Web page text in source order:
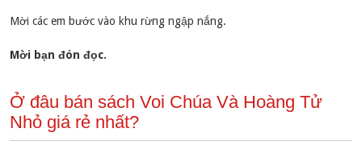
Mời các em bước vào khu rừng ngập nắng.
Mời bạn đón đọc.
Ở đâu bán sách Voi Chúa Và Hoàng Tử
Nhỏ giá rẻ nhất?